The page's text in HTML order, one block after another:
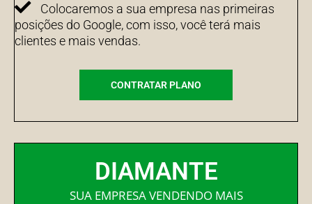
Colocaremos a sua empresa nas primeiras
posições do Google, com isso, você terá mais
clientes e mais vendas.
CONTRATAR PLANO
DIAMANTE
SUA EMPRESA VENDENDO MAIS